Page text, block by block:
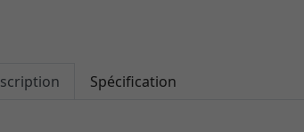
Spécification